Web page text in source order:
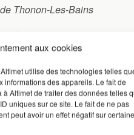
aux cookies
utilise des technologies telles
informations des appareils. Le fait de
Altimet de traiter des données telles
uniques sur ce site. Le fait de ne pas
peut avoir un effet négatif sur
Thonon-Les-Bains
Ulysse Mathelin